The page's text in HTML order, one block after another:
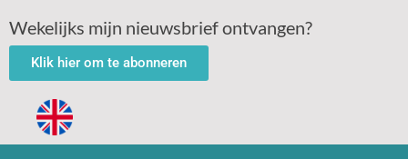
Wekelijks mijn nieuwsbrief ontvangen?
Klik hier om te abonneren